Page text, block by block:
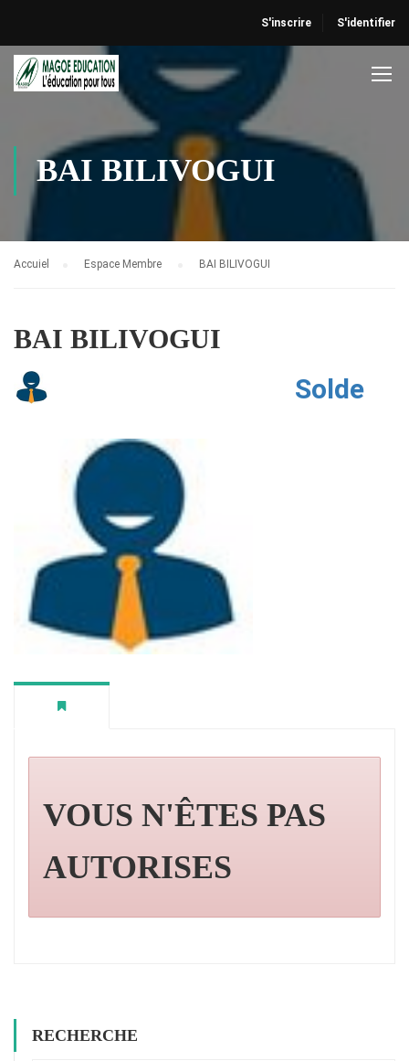
S'inscrire S'identifier
BAI BILIVOGUI
Accuiel Espace Membre BAI BILIVOGUI
BAI BILIVOGUI
Solde
VOUS N'ÊTES PAS
AUTORISES
RECHERCHE